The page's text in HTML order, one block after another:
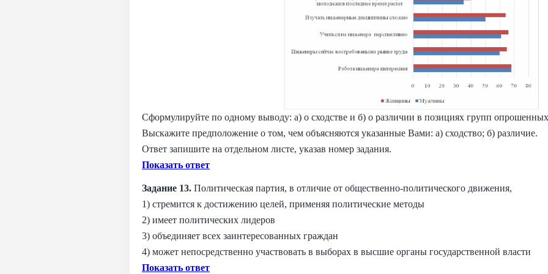
Сформулируйте по одному выводу: а) о сходстве и б) о различии в позициях групп
Выскажите предположение о том, чем объясняются указанные Вами: а) сходство; б) различие.
Ответ запишите на отдельном листе, указав номер задания.
Показать ответ
Задание 13. Политическая партия, в отличие от общественно-политического движения,
1) стремится к достижению целей, применяя политические методы
2) имеет политических лидеров
3) объединяет всех заинтересованных граждан
4) может непосредственно участвовать в выборах в высшие органы государственной власти
Показать ответ